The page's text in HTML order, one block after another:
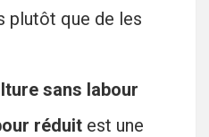
plutôt que de les
sans labour
réduit est une